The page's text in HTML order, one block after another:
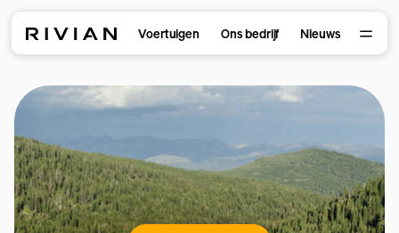
Voertuigen Ons bedrijf Nieuws